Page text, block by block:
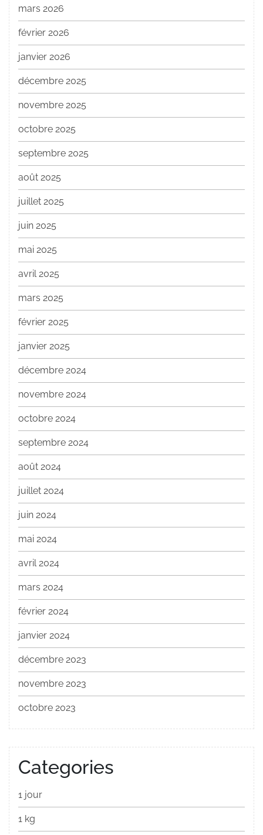
mars 2026
février 2026
janvier 2026
décembre 2025
novembre 2025
octobre 2025
septembre 2025
août 2025
juillet 2025
juin 2025
mai 2025
avril 2025
mars 2025
février 2025
janvier 2025
décembre 2024
novembre 2024
octobre 2024
septembre 2024
août 2024
juillet 2024
juin 2024
mai 2024
avril 2024
mars 2024
février 2024
janvier 2024
décembre 2023
novembre 2023
octobre 2023
Categories
1 jour
1 kg